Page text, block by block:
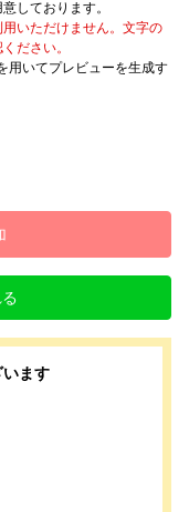
検索
しております。
いただけません。文字の
ださい。
用いてプレビューを生成す
います